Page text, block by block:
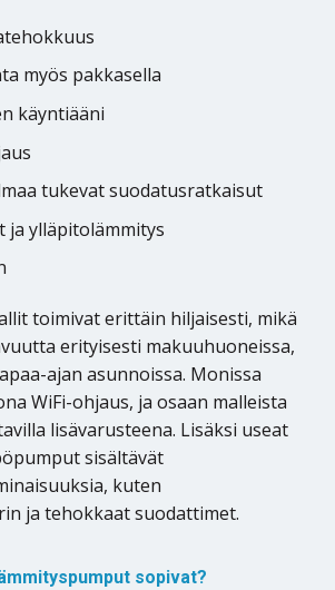
myös pakkasella
käyntiääni
tukevat suodatusratkaisut
ylläpitolämmitys
toimivat erittäin hiljaisesti, mikä
erityisesti makuuhuoneissa,
ajan asunnoissa. Monissa
WiFi-ohjaus, ja osaan malleista
lisävarusteena. Lisäksi useat
sisältävät
kuten
ja tehokkaat suodattimet.
sopivat?